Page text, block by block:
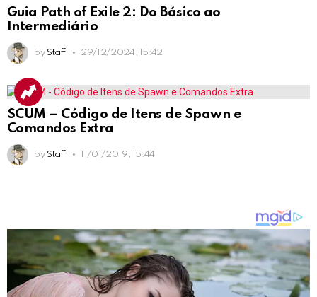
Guia Path of Exile 2: Do Básico ao
Intermediário
by Staff 29/12/2024, 15:42
SCUM – Código de Itens de Spawn e
Comandos Extra
by Staff 11/01/2019, 15:44